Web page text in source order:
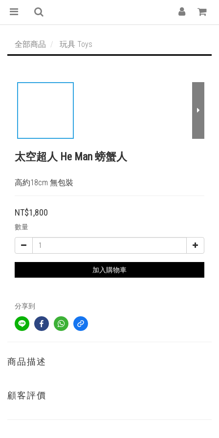
全部商品 玩具 Toys
太空超人 He Man 螃蟹人
高約18cm 無包裝
NT$1,800
數量
加入購物車
分享到
商品描述
顧客評價